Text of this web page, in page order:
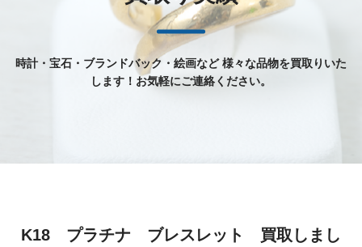
時計・宝石・ブランドバック・絵画など様々な品物を買取りいた
します！お気軽にご連絡ください。
K18 プラチナ ブレスレット 買取しまし